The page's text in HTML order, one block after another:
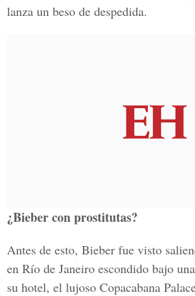
lanza un beso de despedida.
¿Bieber con prostitutas?
Antes de esto, Bieber fue visto
en Río de Janeiro escondido bajo
su hotel, el lujoso Copacabana